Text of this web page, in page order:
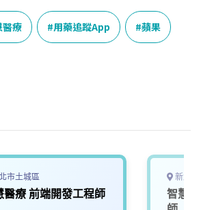
n
k
e
p
L
醫療 用藥追蹤App 蘋果
市土城區
醫療 前端開發工程師
新北
智慧